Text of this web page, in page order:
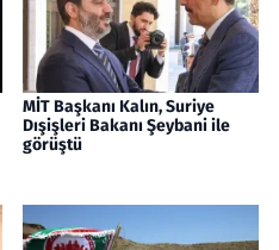
MİT Başkanı Kalın, Suriye
Dışişleri Bakanı Şeybani ile
görüştü